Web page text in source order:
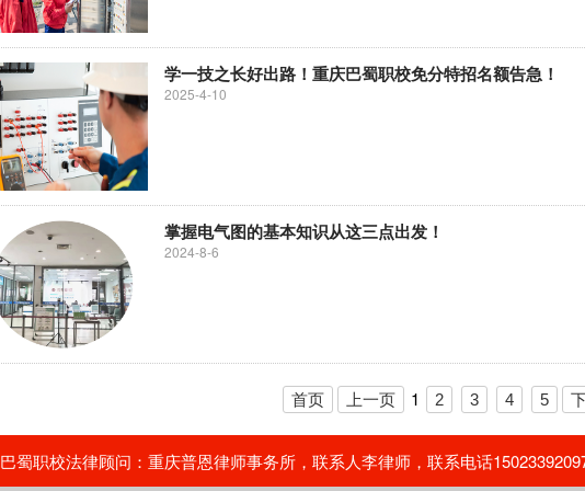
学一技之长好出路！重庆巴蜀职校免分特招名额告急！
2025-4-10
掌握电气图的基本知识从这三点出发！
2024-8-6
首页 上一页 1 2 3 4 5
巴蜀职校法律顾问：重庆普恩律师事务所，联系人李律师，联系电话